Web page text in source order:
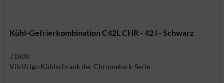
Kühl-Gefrierkombination C42L CHR - 42 l - Schwarz
71600
Vitrifrigo Kühlschrank der Chromelock-Serie